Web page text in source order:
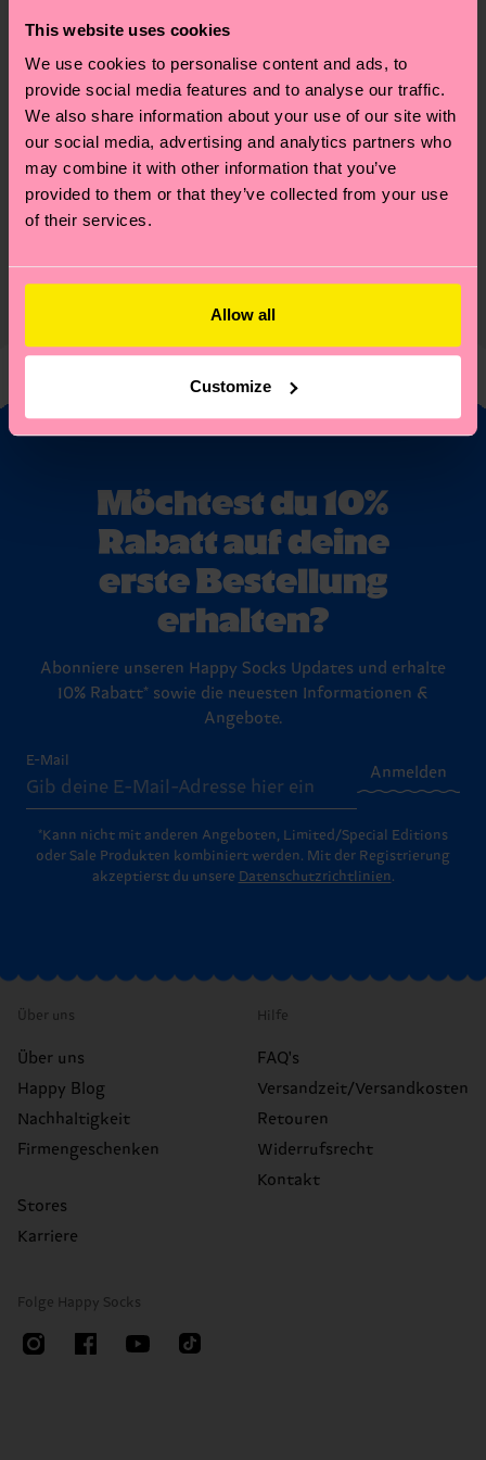
This website uses cookies
We use cookies to personalise content and ads, to
provide social media features and to analyse our traffic.
We also share information about your use of our site with
our social media, advertising and analytics partners who
may combine it with other information that you’ve
provided to them or that they’ve collected from your use
of their services.
Allow all
Customize
Recycled Blend(Read more here)
ID: P001453
Materials
79% Cotton, 20% Polyamide, 1% Elastane
79% Organic cotton blend, 14% Recycled
Nachhaltigkeit
Nachhaltigkeit ist mehr als nur Qualität und
Lieferkette, die Reduzierung von Emissionen, die
richtige Pflege von Socken und VIELES MEHR!
Weitere Informationen sowie Tipps und Tricks
Versand & Retouren
Die Lieferzeit hängt vom Zielland der Bestellung
ab und unsere länderspezifische Versandübersicht
deine Bestellung versandt wurde. Bitte bedenke,
dass es sich hierbei um einen Richtwert handelt
und die genaue Lieferzeit von der lokalen Post in
Du hast Fragen zu einer Retoure? In unserem
Hilfebereich im ArtikelRetourenfindest du die
am häufigsten gestellten Fragen.
Möchtest du 10%
Rabatt auf deine
erste Bestellung
erhalten?
Abonniere unseren Happy Socks Updates und erhalte
10% Rabatt* sowie die neuesten Informationen &
Angebote.
E-Mail
Anmelden
*Kann nicht mit anderen Angeboten, Limited/Special Editions
oder Sale Produkten kombiniert werden. Mit der Registrierung
akzeptierst du unsere Datenschutzrichtlinien.
Über uns
Über uns
Happy Blog
Nachhaltigkeit
Firmengeschenken
Stores
Karriere
Hilfe
FAQ's
Versandzeit/Versandkosten
Retouren
Widerrufsrecht
Kontakt
Folge Happy Socks